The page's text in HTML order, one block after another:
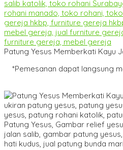
Patung Yesus Memberkati Kayu
*Pemesanan dapat langsung